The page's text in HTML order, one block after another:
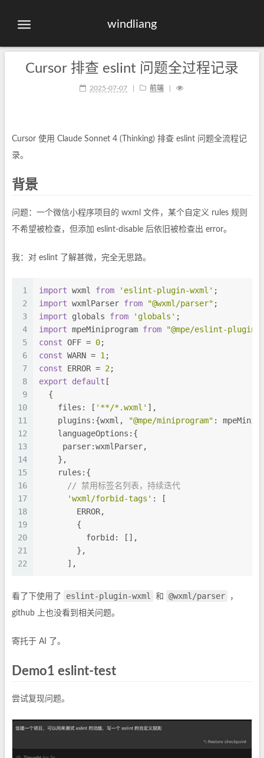
windliang
Cursor 排查 eslint 问题全过程记录
2025-07-07 前端
Cursor 使用 Claude Sonnet 4 (Thinking) 排查 eslint 问题全流程记
录。
背景
问题：一个微信小程序项目的 wxml 文件，某个自定义 rules 规则
不希望被检查，但添加 eslint-disable 后依旧被检查出 error。
我：对 eslint 了解甚微，完全无思路。
1
2
3
4
5
6
7
8
9
10
11
12
13
14
15
16
17
18
19
20
21
22
import wxml from 'eslint-plugin-wxml' ;
import wxmlParser from "@wxml/parser" ;
import globals from 'globals' ;
import mpeMiniprogram from
"@mpe/eslint-plugin-
const OFF = 0;
const WARN = 1 ;
const ERROR = 2;
export
default [
  {
    files: [
'**/*.wxml' ],
    plugins:{wxml,
"@mpe/miniprogram" :
    languageOptions:{
     parser:wxmlParser,
    },
    rules:{
// 禁用标签名列表，持续迭代
'wxml/forbid-tags' : [
        ERROR,
        {
          forbid: [],
        },
      ],
看了下使用了 eslint-plugin-wxml 和 @wxml/parser
，
github 上也没看到相关问题。
寄托于 AI 了。
Demo1 eslint-test
尝试复现问题。